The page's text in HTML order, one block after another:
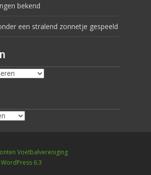
bekend
een stralend zonnetje gespeeld
Voetbalvereniging
6.3